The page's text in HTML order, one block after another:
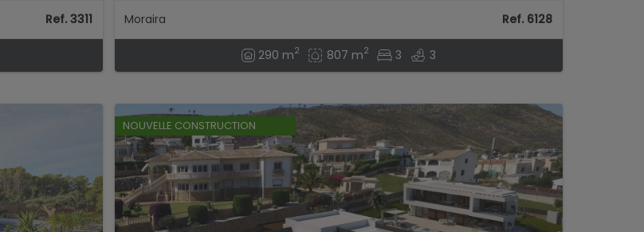
Ref. 3311 Moraira Ref. 6128
290 m2 807 m2 3 3
NOUVELLE CONSTRUCTION